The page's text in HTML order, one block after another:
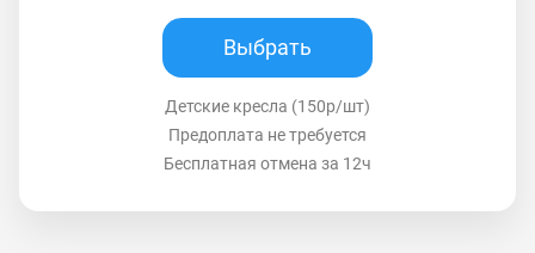
Выбрать
Детские кресла (150р/шт)
Предоплата не требуется
Бесплатная отмена за 12ч